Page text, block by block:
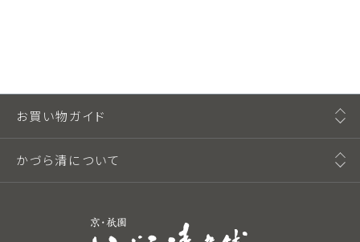
お買い物ガイド
かづら清について